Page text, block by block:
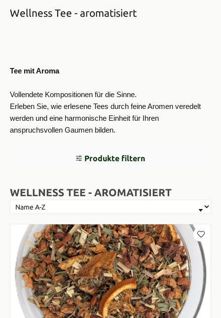
Wellness Tee - aromatisiert
Tee mit Aroma
Vollendete Kompositionen für die Sinne.
Erleben Sie, wie erlesene Tees durch feine Aromen veredelt
werden und eine harmonische Einheit für Ihren
anspruchsvollen Gaumen bilden.
Produkte filtern
WELLNESS TEE - AROMATISIERT